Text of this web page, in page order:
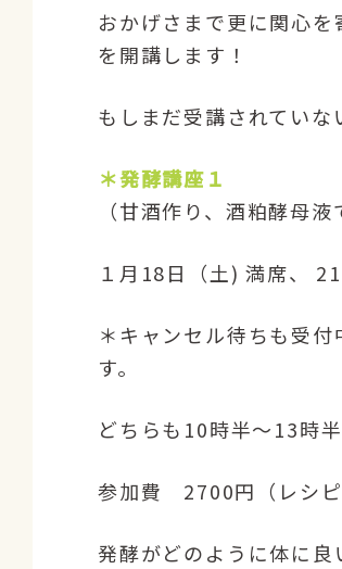
おかげさまで更に関心
を開講します！
もしまだ受講されていな
＊発酵講座１
（甘酒作り、酒粕酵母液
１月18日（土) 満席、
＊キャンセル待ちも受
す。
どちらも10時半〜13時半
参加費 2700円（レシピ
発酵がどのように体に